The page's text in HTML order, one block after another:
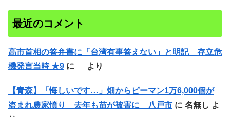
最近のコメント
高市首相の答弁書に「台湾有事答えない」と明記 存立危
機発言当時 ★9 に より
【青森】「悔しいです…」畑からピーマン1万6,000個が
盗まれ農家憤り 去年も苗が被害に 八戸市 に 名無し よ